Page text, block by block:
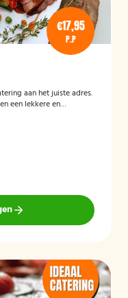
€17,95
P.P
aan het juiste adres.
een lekkere en